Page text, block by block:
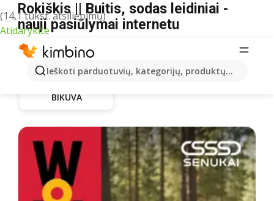
(14,1 tūkst. atsiliepimų)
Atidarykite
Ieškoti parduotuvių, kategorijų, produktų...
Rokiškis || Buitis, sodas leidiniai -
nauji pasiūlymai internetu
BIKUVA